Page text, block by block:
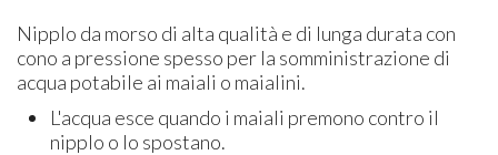
Nipplo da morso di alta qualità e di lunga durata con
cono a pressione spesso per la somministrazione di
acqua potabile ai maiali o maialini.
L'acqua esce quando i maiali premono contro il
nipplo o lo spostano.